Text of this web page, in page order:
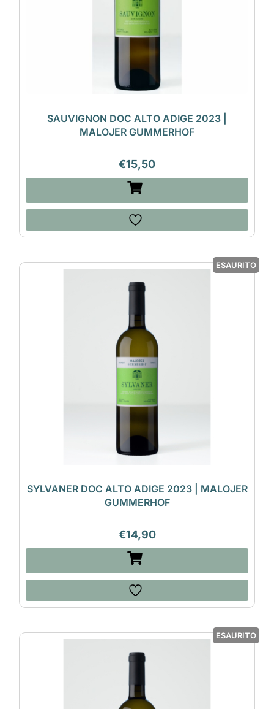
SAUVIGNON DOC ALTO ADIGE 2023 |
MALOJER GUMMERHOF
€15,50
ESAURITO
SYLVANER DOC ALTO ADIGE 2023 | MALOJER
GUMMERHOF
€14,90
ESAURITO